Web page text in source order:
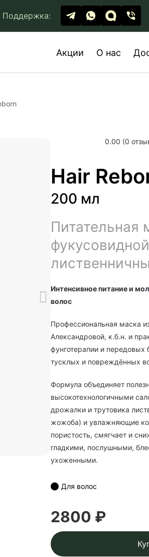
Поддержка:
Акции О нас
0.00 (0
Hair
200 мл
Питательная
Интенсивное питание и
волос
Профессиональная маска
Александровой, к.б.н. и
фунготерапии и передовых
тусклых и повреждённых
Формула объединяет
высокотехнологичными
дрожалки и трутовика
жожоба) и увлажняющие
пористость, смягчает и
гладкими, послушными,
ухоженными.
Для волос
2800 ₽